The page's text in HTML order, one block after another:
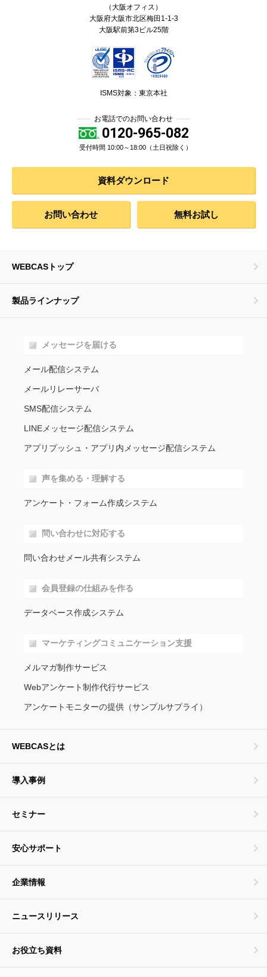
（大阪オフィス）
大阪府大阪市北区梅田1-1-3
大阪駅前第3ビル25階
ISMS対象：東京本社
お電話でのお問い合わせ
0120-965-082
受付時間 10:00～18:00（土日祝除く）
資料ダウンロード
お問い合わせ 無料お試し
WEBCASトップ
製品ラインナップ
メッセージを届ける
メール配信システム
メールリレーサーバ
SMS配信システム
LINEメッセージ配信システム
アプリプッシュ・アプリ内メッセージ配信システム
声を集める・理解する
アンケート・フォーム作成システム
問い合わせに対応する
問い合わせメール共有システム
会員登録の仕組みを作る
データベース作成システム
マーケティングコミュニケーション支援
メルマガ制作サービス
Webアンケート制作代行サービス
アンケートモニターの提供（サンプルサプライ）
WEBCASとは
導入事例
セミナー
安心サポート
企業情報
ニュースリリース
お役立ち資料